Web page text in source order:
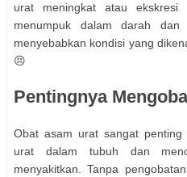
urat meningkat atau
menumpuk dalam darah
menyebabkan kondisi yang
😣
Pentingnya
Obat asam urat sangat
urat dalam tubuh dan
menyakitkan. Tanpa